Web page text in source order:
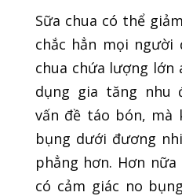
Sữa chua có thể
chắc hẳn mọi người
chua chứa lượng lớn
dụng gia tăng
vấn đề táo bón, mà
bụng dưới đương
phẳng hơn. Hơn
có cảm giác no